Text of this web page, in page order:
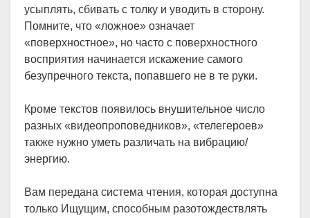
усыплять, сбивать с толку и уводить в сторону.
Помните, что «ложное» означает
«поверхностное», но часто с поверхностного
восприятия начинается искажение самого
безупречного текста, попавшего не в те руки.
Кроме текстов появилось внушительное число
разных «видеопроповедников», «телегероев»
также нужно уметь различать на вибрацию/
энергию.
Вам передана система чтения, которая доступна
только Ищущим, способным разотождествлять